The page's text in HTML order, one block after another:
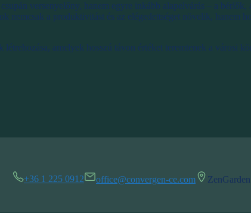
versenyelőny, hanem egyre inkább alapelvárás – a
nemcsak a produktivitást és az elégedettséget növelik, hanem
amelyek hosszú távon értéket teremtenek a városi
+36 1 225 0912 office@convergen-ce.com